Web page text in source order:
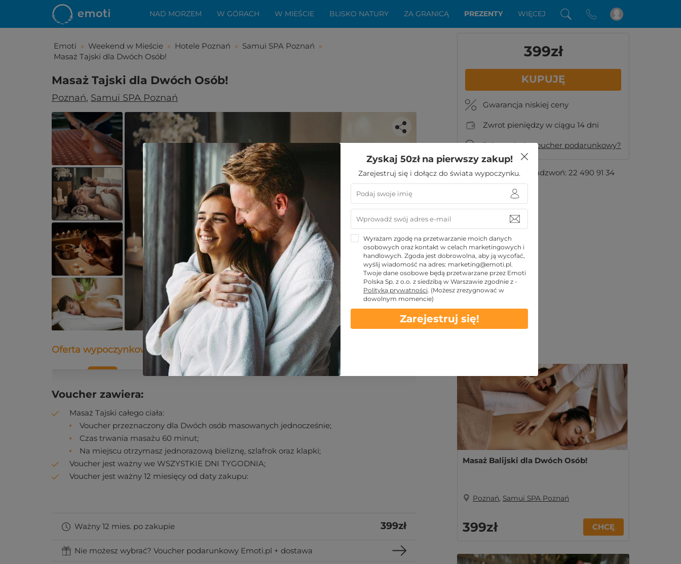
NAD MORZEM W GÓRACH W MIEŚCIE BLISKO NATURY ZA GRANICĄ PREZENTY WIĘCEJ
Emoti » Weekend w Mieście » Hotele Poznań » Samui SPA Poznań »
Masaż Tajski dla Dwóch Osób!
Masaż Tajski dla Dwóch Osób!
Poznań, Samui SPA Poznań
Spodobała Ci się ta oferta?
Zostało Ci zaledwie kilka kroków do niezwykłego
wypoczynku
KUPUJĘ
399zł
KUPUJĘ
Gwarancja niskiej ceny
Zwrot pieniędzy w ciągu 14 dni
Jak wygląda voucher podarunkowy?
Masz pytania? Zadzwoń: 22 490 91 34
Oferta wypoczynkowa Opis Dane kontaktowe Warunki
Voucher zawiera:
Masaż Tajski całego ciała:
Voucher przeznaczony dla Dwóch osób masowanych jednocześnie;
Czas trwania masażu 60 minut;
Na miejscu otrzymasz jednorazową bieliznę, szlafrok oraz klapki;
Voucher jest ważny we WSZYSTKIE DNI TYGODNIA;
Voucher jest ważny 12 miesięcy od daty zakupu:
Ważny 12 mies. po zakupie 399zł
Nie możesz wybrać? Voucher podarunkowy Emoti.pl + dostawa
Masaż Balijski dla Dwóch Osób!
Poznań, Samui SPA Poznań
399zł CHCĘ
Zyskaj 50zł na pierwszy zakup!
Zarejestruj się i dołącz do świata wypoczynku.
Wyrażam zgodę na przetwarzanie moich danych
osobowych oraz kontakt w celach marketingowych i
handlowych. Zgoda jest dobrowolna, aby ją wycofać,
wyślij wiadomość na adres: marketing@emoti.pl.
Twoje dane osobowe będą przetwarzane przez Emoti
Polska Sp. z o.o. z siedzibą w Warszawie zgodnie z -
Polityką prywatności. (Możesz zrezygnować w
dowolnym momencie)
Zarejestruj się!